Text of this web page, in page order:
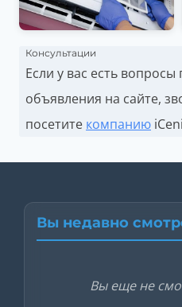
Консультации
Если у вас есть
объявления на сайте,
посетите компанию
Вы недавно
Вы еще не